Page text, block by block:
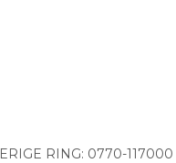
RING: 0770-117000